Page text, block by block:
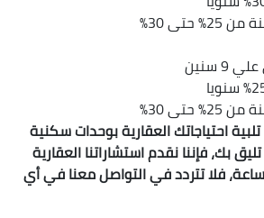
احتياجاتك العقارية بوحدات سكنية
بك، فإننا نقدم استشاراتنا العقارية
فلا تتردد في التواصل معنا في أي